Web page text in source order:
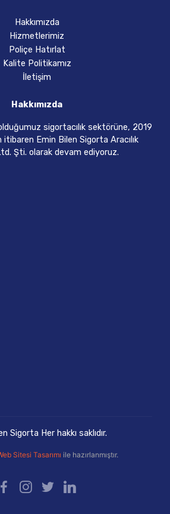
Hakkımızda
Hizmetlerimiz
Poliçe Hatırlat
Kalite Politikamız
İletişim
Hakkımızda
sigortacılık sektörüne, 2019
itibaren Emin Bilen Sigorta Aracılık
Şti. olarak devam ediyoruz.
Sigorta Her hakkı saklıdır.
Sitesi Tasarımı ile hazırlanmıştır.